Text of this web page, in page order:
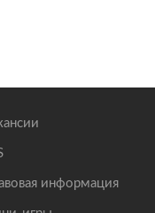
информация